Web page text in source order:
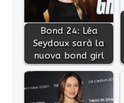
Bond 24: Léa
Seydoux sarà la
nuova bond girl